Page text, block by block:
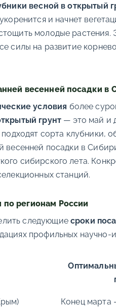
весной в открытый
и начнет
молодые растения.
силы на развитие
весенней посадки в
условия более
грунт — это май и
подходят сорта
посадки в
сибирского лета.
станций.
регионам России
следующие сроки
профильных научно-
Конец марта